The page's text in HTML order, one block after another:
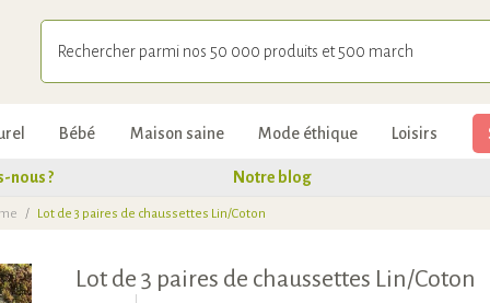
Bébé Maison saine Mode éthique Loisirs
nous ? Notre blog
/ Lot de 3 paires de chaussettes Lin/Coton
Lot de 3 paires de chaussettes Lin/Coton